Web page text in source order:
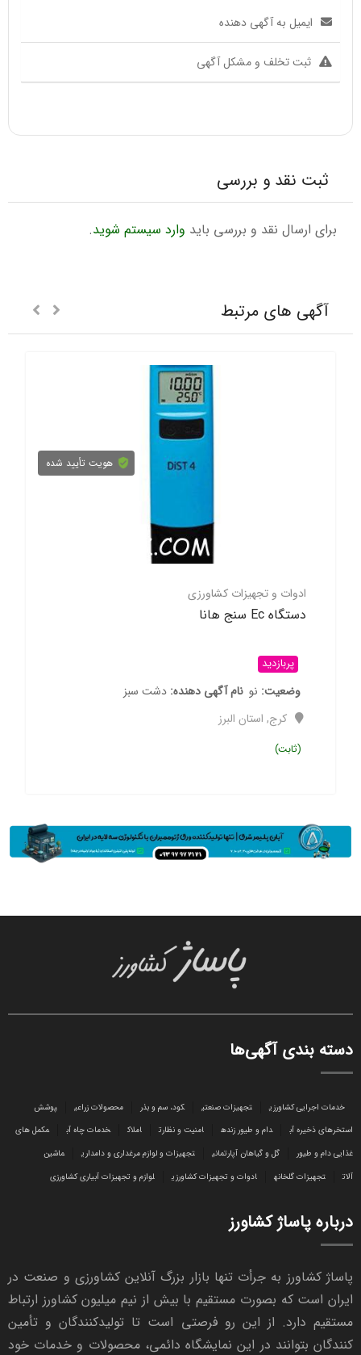
ایمیل به آگهی دهنده
ثبت تخلف و مشکل آگهی
ثبت نقد و بررسی
برای ارسال نقد و بررسی باید وارد سیستم شوید.
آگهی های مرتبط
هویت تأیید شده
ادوات و تجهیزات کشاورزی
دستگاه Ec سنج هانا
پربازدید
وضعیت نو نام آگهی دهنده دشت سبز
کرج, استان البرز
(ثابت)
دسته بندی آگهی‌ها
خدمات اجرایی کشاورزی تجهیزات صنعتی کود، سم و بذر محصولات زراعی
پوشش
استخرهای ذخیره آب
دام و طیور زنده امنیت و نظارت املاک خدمات چاه آب
مکمل های
غذایی دام و طیور
گل و گیاهان آپارتمانی تجهیزات و لوازم مرغداری و دامداری
ماشین
آلات
تجهیزات گلخانه ادوات و تجهیزات کشاورزی لوازم و تجهیزات آبیاری کشاورزی
درباره پاساژ کشاورز
پاساژ کشاورز به جرأت تنها بازار بزرگ آنلاین کشاورزی و صنعت در
ایران است که بصورت مستقیم با بیش از نیم میلیون کشاورز ارتباط
مستقیم دارد. از این رو فرصتی است تا تولیدکنندگان و تأمین
کنندگان بتوانند در این نمایشگاه دائمی، محصولات و خدمات خود